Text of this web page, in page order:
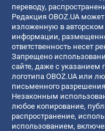
переводу,
Редакция OBOZ.UA
изложенную в авторском
информации,
ответственность несет
Запрещено
сайте, даже с указанием
логотипа OBOZ.UA или
письменного
Незаконным
любое копирование,
распространение,
использованием,